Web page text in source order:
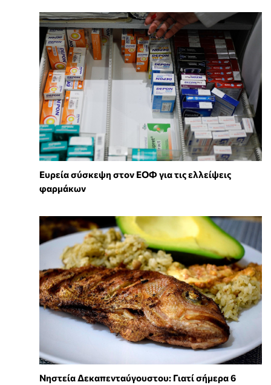
Ευρεία σύσκεψη στον ΕΟΦ για τις ελλείψεις
φαρμάκων
Νηστεία Δεκαπενταύγουστου: Γιατί σήμερα 6